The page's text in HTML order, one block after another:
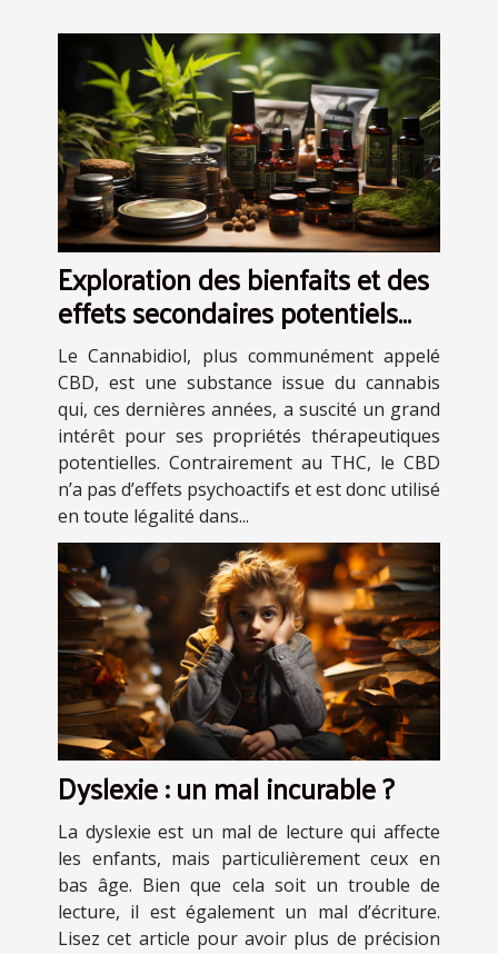
Exploration des bienfaits et des
effets secondaires potentiels
des produits à base de CBD
Le Cannabidiol, plus communément appelé
CBD, est une substance issue du cannabis
qui, ces dernières années, a suscité un grand
intérêt pour ses propriétés thérapeutiques
potentielles. Contrairement au THC, le CBD
n’a pas d’effets psychoactifs et est donc utilisé
en toute légalité dans...
Dyslexie : un mal incurable ?
La dyslexie est un mal de lecture qui affecte
les enfants, mais particulièrement ceux en
bas âge. Bien que cela soit un trouble de
lecture, il est également un mal d’écriture.
Lisez cet article pour avoir plus de précision